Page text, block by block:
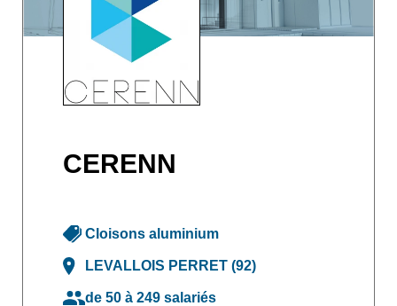
CERENN
Cloisons aluminium
LEVALLOIS PERRET (92)
de 50 à 249 salariés